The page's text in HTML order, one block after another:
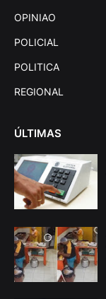
OPINIAO
POLICIAL
POLITICA
REGIONAL
ÚLTIMAS